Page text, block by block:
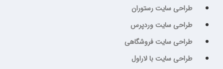
طراحی سایت رستوران
طراحی سایت وردپرس
طراحی سایت فروشگاهی
طراحی سایت با لاراول